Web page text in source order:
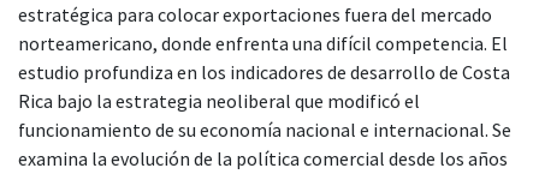
estratégica para colocar exportaciones fuera del mercado
norteamericano, donde enfrenta una difícil competencia. El
estudio profundiza en los indicadores de desarrollo de Costa
Rica bajo la estrategia neoliberal que modificó el
funcionamiento de su economía nacional e internacional. Se
examina la evolución de la política comercial desde los años